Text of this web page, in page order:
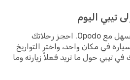
تيبي اليوم
التخطيط لرحلة إلى تيبي سهل مع Opodo. احجز رحلاتك
في مكان واحد، واختر التواريخ
في تيبي حول ما تريد فعلاً زيارته وما